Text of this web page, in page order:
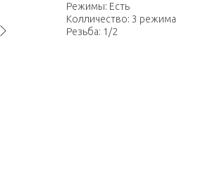
Режимы: Есть
Колличество: 3 режима
Резьба: 1/2